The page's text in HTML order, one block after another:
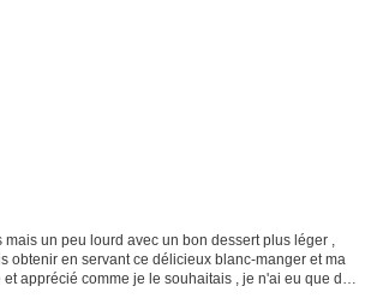
un peu lourd avec un bon dessert plus léger ,
obtenir en servant ce délicieux blanc-manger et ma
apprécié comme je le souhaitais , je n'ai eu que des